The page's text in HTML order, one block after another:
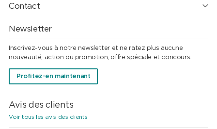
Contact
Newsletter
Inscrivez-vous à notre newsletter et ne ratez plus aucune
nouveauté, action ou promotion, offre spéciale et concours.
Profitez-en maintenant
Avis des clients
Voir tous les avis des clients